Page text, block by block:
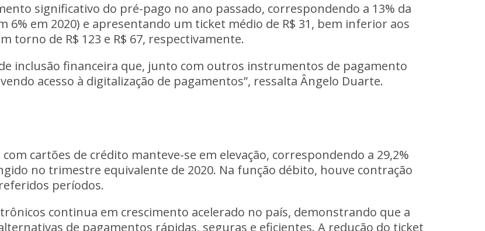
significativo do pré-pago no ano passado, correspondendo a 13% da
6% em 2020) e apresentando um ticket médio de R$ 31, bem inferior aos
torno de R$ 123 e R$ 67, respectivamente.
inclusão financeira que, junto com outros instrumentos de pagamento
acesso à digitalização de pagamentos”, ressalta Ângelo Duarte.
cartões de crédito manteve-se em elevação, correspondendo a 29,2%
no trimestre equivalente de 2020. Na função débito, houve contração
períodos.
continua em crescimento acelerado no país, demonstrando que a
de pagamentos rápidas, seguras e eficientes. A redução do ticket